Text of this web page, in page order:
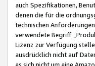
auch Spezifikationen,
denen die für die
technischen
verwendete Begriff
Lizenz zur Verfügung
ausdrücklich nicht auf
es sich nicht um eine